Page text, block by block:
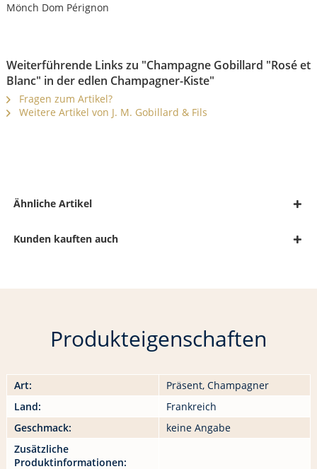
Mönch Dom Pérignon
Weiterführende Links zu "Champagne Gobillard "Rosé et
Blanc" in der edlen Champagner-Kiste"
Fragen zum Artikel?
Weitere Artikel von J. M. Gobillard & Fils
Ähnliche Artikel
Kunden kauften auch
Produkteigenschaften
Art:
Präsent, Champagner
Land:
Frankreich
Geschmack:
keine Angabe
Zusätzliche
Produktinformationen: